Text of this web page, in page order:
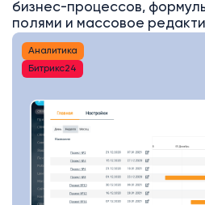
бизнес-процессов,
полями и массовое
Аналитика
Битрикс24